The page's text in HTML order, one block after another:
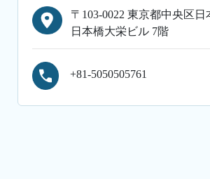
〒103-0022 東京都中央区日
日本橋大栄ビル 7階
+81-5050505761